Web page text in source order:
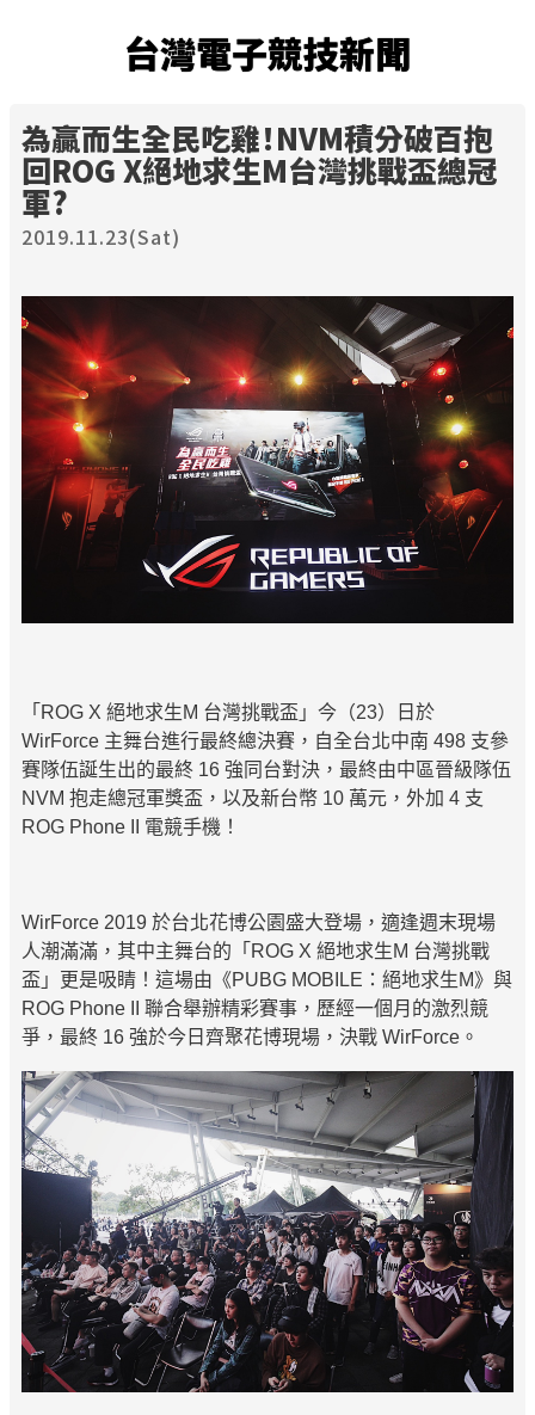
台灣電子競技新聞
為贏而生全民吃雞！NVM積分破百抱
回ROG X絕地求生M台灣挑戰盃總冠
軍?
2019.11.23(Sat)
「ROG X 絕地求生M 台灣挑戰盃」今（23）日於
WirForce 主舞台進行最終總決賽，自全台北中南 498 支參
賽隊伍誕生出的最終 16 強同台對決，最終由中區晉級隊伍
NVM 抱走總冠軍獎盃，以及新台幣 10 萬元，外加 4 支
ROG Phone II 電競手機！
WirForce 2019 於台北花博公園盛大登場，適逢週末現場
人潮滿滿，其中主舞台的「ROG X 絕地求生M 台灣挑戰
盃」更是吸睛！這場由《PUBG MOBILE：絕地求生M》與
ROG Phone II 聯合舉辦精彩賽事，歷經一個月的激烈競
爭，最終 16 強於今日齊聚花博現場，決戰 WirForce。